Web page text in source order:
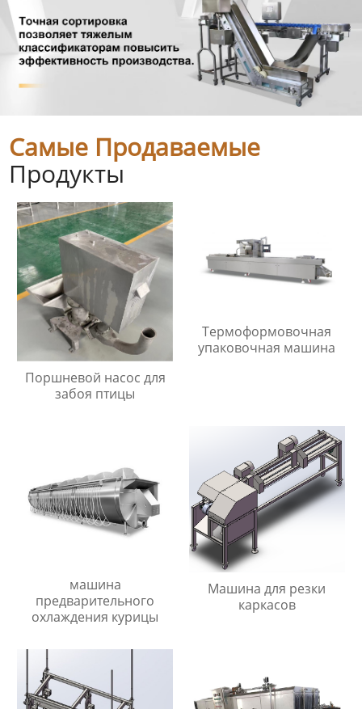
Самые Продаваемые
Продукты
Поршневой насос для
забоя птицы
Термоформовочная
упаковочная машина
машина
предварительного
охлаждения курицы
Машина для резки
каркасов